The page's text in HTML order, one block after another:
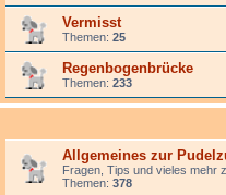
Vermisst
Themen: 25
Regenbogenbrücke
Themen: 233
Allgemeines zur
Fragen, Tips und vieles mehr
Themen: 378